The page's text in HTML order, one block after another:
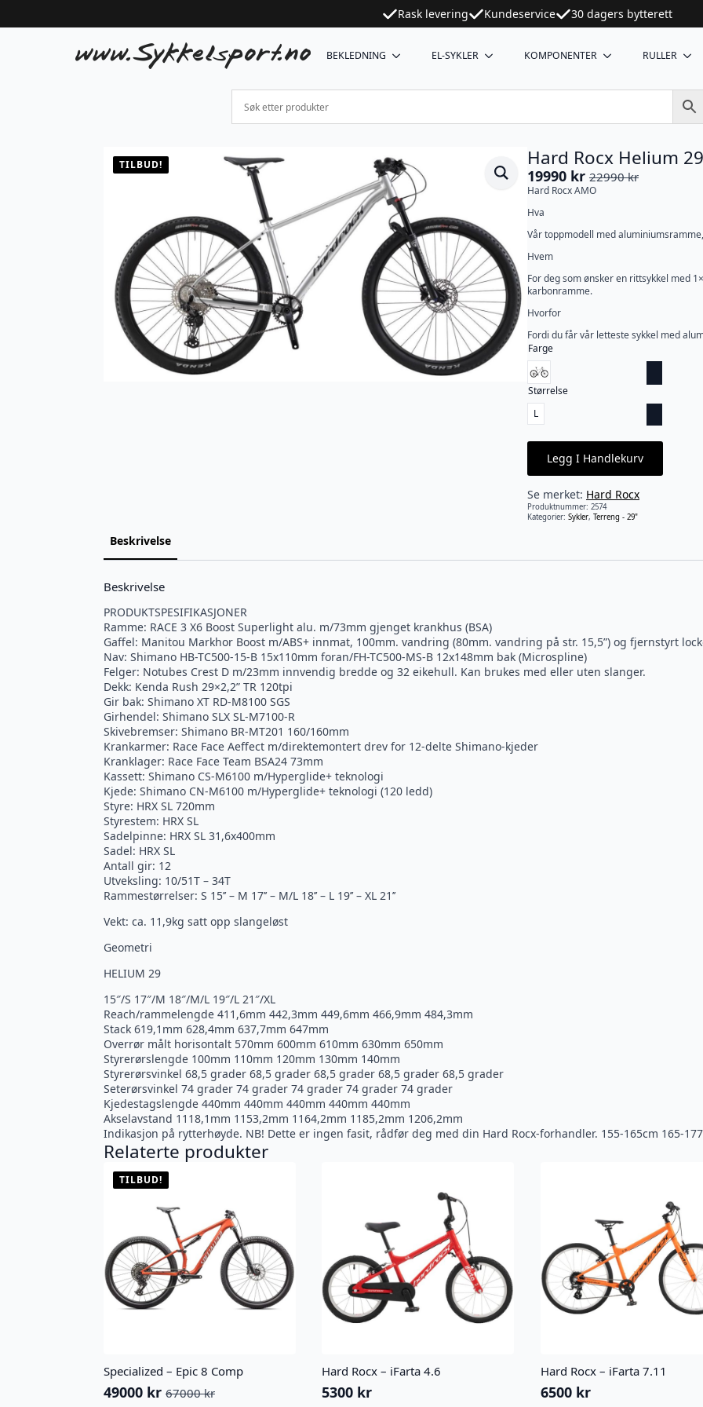
Rask levering Kundeservice 30 dagers bytterett
BEKLEDNING EL-SYKLER KOMPONENTER RULLER
TILBUD! Hard Rocx Helium
22990kr
Opprinnelig
pris
var:
22990 kr.
19990 kr
Nåværende
pris
er:
19990 kr.
Hard Rocx AMO
Hva
Vår toppmodell med
Hvem
For deg som ønsker en rittsykkel med
karbonramme.
Hvorfor
Fordi du får vår letteste sykkel med
Farge
Størrelse
L
Legg I Handlekurv
Se merket: Hard Rocx
Produktnummer: 2574
Kategorier: Sykler, Terreng - 29"
Beskrivelse
Beskrivelse
PRODUKTSPESIFIKASJONER
Ramme: RACE 3 X6 Boost Superlight alu. m/73mm gjenget krankhus (BSA)
Gaffel: Manitou Markhor Boost m/ABS+ innmat, 100mm. vandring (80mm. vandring på str. 15,5”) og fjernstyrt
Nav: Shimano HB-TC500-15-B 15x110mm foran/FH-TC500-MS-B 12x148mm bak (Microspline)
Felger: Notubes Crest D m/23mm innvendig bredde og 32 eikehull. Kan brukes med eller uten slanger.
Dekk: Kenda Rush 29×2,2” TR 120tpi
Gir bak: Shimano XT RD-M8100 SGS
Girhendel: Shimano SLX SL-M7100-R
Skivebremser: Shimano BR-MT201 160/160mm
Krankarmer: Race Face Aeffect m/direktemontert drev for 12-delte Shimano-kjeder
Kranklager: Race Face Team BSA24 73mm
Kassett: Shimano CS-M6100 m/Hyperglide+ teknologi
Kjede: Shimano CN-M6100 m/Hyperglide+ teknologi (120 ledd)
Styre: HRX SL 720mm
Styrestem: HRX SL
Sadelpinne: HRX SL 31,6x400mm
Sadel: HRX SL
Antall gir: 12
Utveksling: 10/51T – 34T
Rammestørrelser: S 15’’ – M 17’’ – M/L 18’’ – L 19’’ – XL 21’’
Vekt: ca. 11,9kg satt opp slangeløst
Geometri
HELIUM 29
15″/S 17″/M 18″/M/L 19″/L 21″/XL
Reach/rammelengde 411,6mm 442,3mm 449,6mm 466,9mm 484,3mm
Stack 619,1mm 628,4mm 637,7mm 647mm
Overrør målt horisontalt 570mm 600mm 610mm 630mm 650mm
Styrerørslengde 100mm 110mm 120mm 130mm 140mm
Styrerørsvinkel 68,5 grader 68,5 grader 68,5 grader 68,5 grader 68,5 grader
Seterørsvinkel 74 grader 74 grader 74 grader 74 grader 74 grader
Kjedestagslengde 440mm 440mm 440mm 440mm 440mm
Akselavstand 1118,1mm 1153,2mm 1164,2mm 1185,2mm 1206,2mm
Indikasjon på rytterhøyde. NB! Dette er ingen fasit, rådfør deg med din Hard Rocx-forhandler. 155-165cm 165-
Relaterte produkter
TILBUD!
Specialized – Epic 8 Comp
67000kr
Opprinnelig
49000 kr
Nåværende
Hard Rocx – iFarta 4.6
5300 kr
Hard Rocx – iFarta 7.11
6500 kr